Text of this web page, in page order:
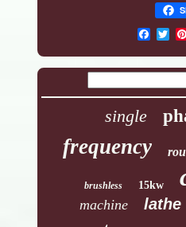
single
frequency
brushless 15kw
machine lathe